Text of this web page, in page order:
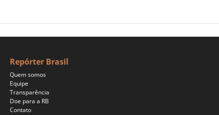
Repórter Brasil
Quem somos
Equipe
Transparência
Doe para a RB
Contato